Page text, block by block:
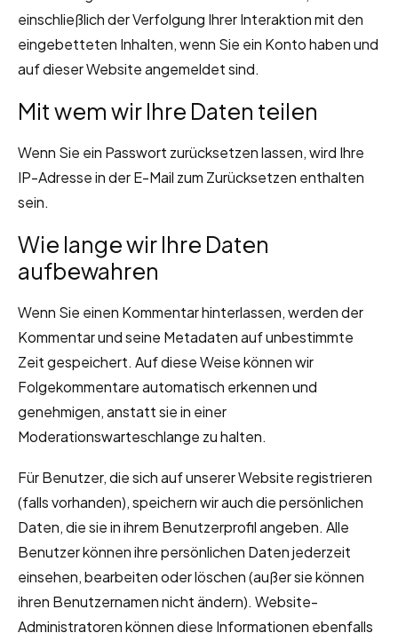
einschließlich der Verfolgung Ihrer Interaktion mit den
eingebetteten Inhalten, wenn Sie ein Konto haben und
auf dieser Website angemeldet sind.
Mit wem wir Ihre Daten teilen
Wenn Sie ein Passwort zurücksetzen lassen, wird Ihre
IP-Adresse in der E-Mail zum Zurücksetzen enthalten
sein.
Wie lange wir Ihre Daten
aufbewahren
Wenn Sie einen Kommentar hinterlassen, werden der
Kommentar und seine Metadaten auf unbestimmte
Zeit gespeichert. Auf diese Weise können wir
Folgekommentare automatisch erkennen und
genehmigen, anstatt sie in einer
Moderationswarteschlange zu halten.
Für Benutzer, die sich auf unserer Website registrieren
(falls vorhanden), speichern wir auch die persönlichen
Daten, die sie in ihrem Benutzerprofil angeben. Alle
Benutzer können ihre persönlichen Daten jederzeit
einsehen, bearbeiten oder löschen (außer sie können
ihren Benutzernamen nicht ändern). Website-
Administratoren können diese Informationen ebenfalls